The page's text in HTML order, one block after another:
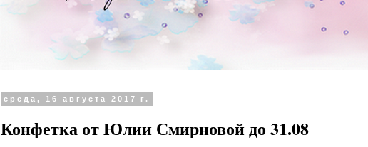
среда, 16 августа 2017 г.
Конфетка от Юлии Смирновой до 31.08